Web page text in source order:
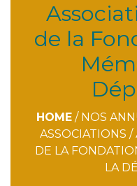
de la
HOME / NOS
ASSOCIATIONS /
DE LA
LA